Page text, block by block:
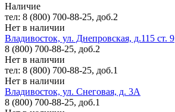
Наличие
тел: 8 (800) 700-88-25, доб.2
Нет в наличии
Владивосток, ул. Днепровская, д.115 ст. 9
8 (800) 700-88-25, доб.2
Нет в наличии
тел: 8 (800) 700-88-25, доб.1
Нет в наличии
Владивосток, ул. Снеговая, д. 3А
8 (800) 700-88-25, доб.1